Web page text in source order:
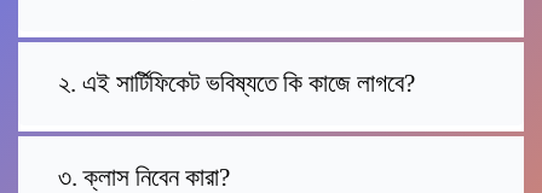
২. এই সার্টিফিকেট ভবিষ্যতে কি কাজে লাগবে?
৩. ক্লাস নিবেন কারা?